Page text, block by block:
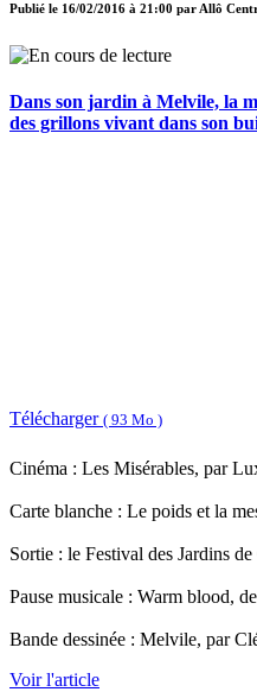
Publié le 16/02/2016 à 21:00 parAllô
Dans son jardin à Melvile, la
des grillons vivant dans son
Télécharger ( 93 Mo )
Cinéma : Les Misérables, par
Carte blanche : Le poids et la
Sortie : le Festival des Jardins
Pause musicale : Warm blood,
Bande dessinée : Melvile, par
Voir l'article